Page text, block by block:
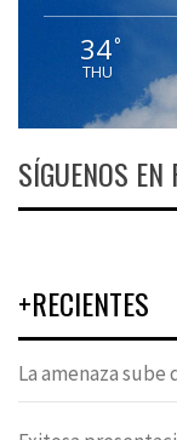
34°
THU
SÍGUENOS EN
+RECIENTES
La amenaza sube